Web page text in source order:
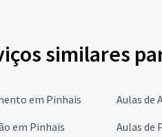
similares
em Pinhais Aulas de
em Pinhais
Aulas de